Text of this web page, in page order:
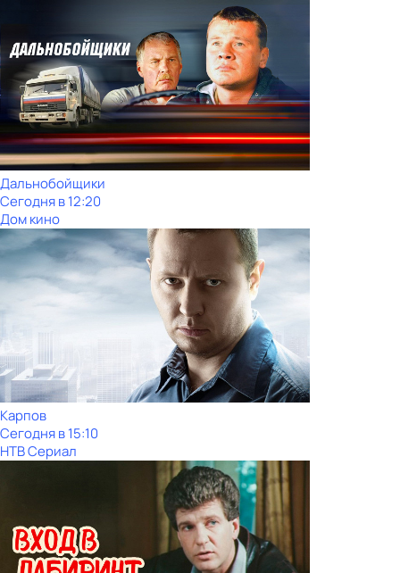
Дальнобойщики
Сегодня в 12:20
Дом кино
Карпов
Сегодня в 15:10
НТВ Сериал